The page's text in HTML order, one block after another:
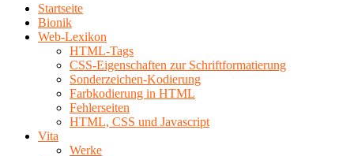
Startseite
Bionik
Web-Lexikon
HTML-Tags
CSS-Eigenschaften zur Schriftformatierung
Sonderzeichen-Kodierung
Farbkodierung in HTML
Fehlerseiten
HTML, CSS und Javascript
Vita
Werke